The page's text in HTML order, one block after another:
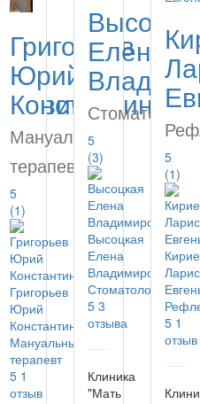
Григорьев
Юрий
Мануальный
терапевт
5
(1)
Григорьев
Юрий
Константинович
Мануальный
терапевт
5 1
отзыв
Елена
Стоматолог
5
(3)
Высоцкая
Елена
Владимировна
Стоматолог
5 3
отзыва
Клиника
"Мать
5
(1)
5 1
отзыв